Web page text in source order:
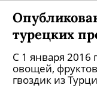
турецких
С 1 января 2016
овощей,
гвоздик из